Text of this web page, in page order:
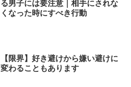
る男子には要注意｜相手にされな
くなった時にすべき行動
【限界】好き避けから嫌い避けに
変わることもあります